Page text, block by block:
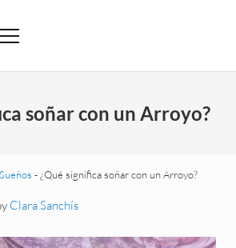
Menu
soñar con un Arroyo?
-¿Qué significa soñar con un Arroyo?
Clara Sanchís